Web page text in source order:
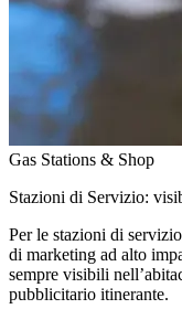
Gas Stations & Shop
Stazioni di Servizio:
Per le stazioni di
di marketing ad alto
sempre visibili
pubblicitario itinerante.